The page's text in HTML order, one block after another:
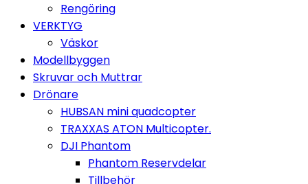
Rengöring
VERKTYG
Väskor
Modellbyggen
Skruvar och Muttrar
Drönare
HUBSAN mini quadcopter
TRAXXAS ATON Multicopter.
DJI Phantom
Phantom Reservdelar
Tillbehör